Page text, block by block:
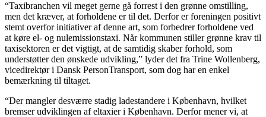
“Taxibranchen vil meget gerne gå forrest i den grønne omstilling,
men det kræver, at forholdene er til det. Derfor er foreningen positivt
stemt overfor initiativer af denne art, som forbedrer forholdene ved
at køre el- og nulemissionstaxi. Når kommunen stiller grønne krav til
taxisektoren er det vigtigt, at de samtidig skaber forhold, som
understøtter den ønskede udvikling,” lyder det fra Trine Wollenberg,
vicedirektør i Dansk PersonTransport, som dog har en enkel
bemærkning til tiltaget.
“Der mangler desværre stadig ladestandere i København, hvilket
bremser udviklingen af eltaxier i København. Derfor mener vi, at